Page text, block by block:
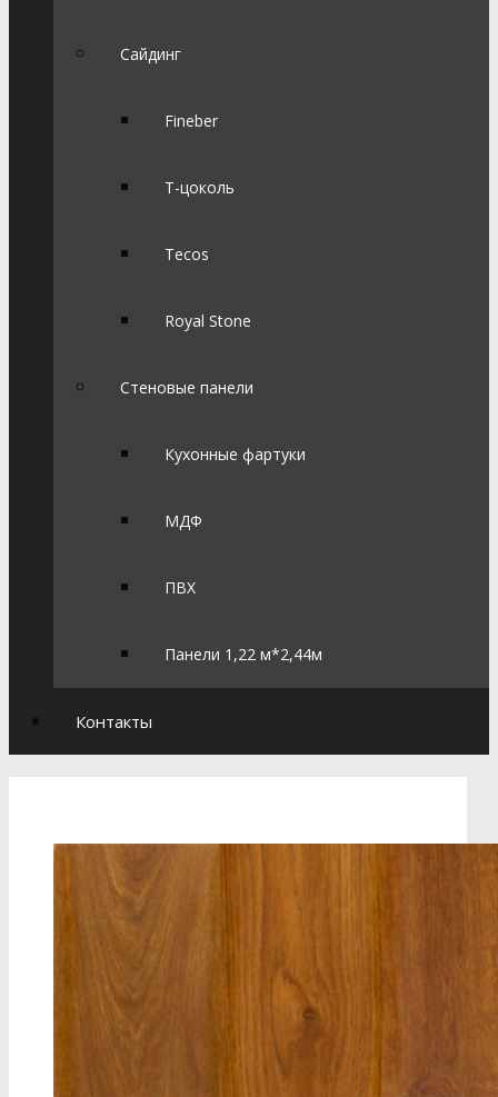
Сайдинг
Fineber
Т-цоколь
Tecos
Royal Stone
Стеновые панели
Кухонные фартуки
МДФ
ПВХ
Панели 1,22 м*2,44м
Контакты